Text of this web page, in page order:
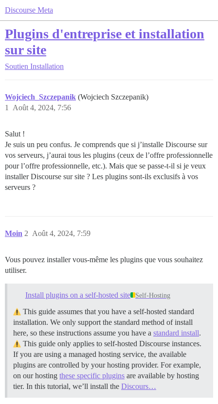
Discourse Meta
Plugins d'entreprise et installation
sur site
Soutien Installation
Wojciech_Szczepanik (Wojciech Szczepanik)
Août 4, 2024, 7:56
1
Salut !
Je suis un peu confus. Je comprends que si j’installe Discourse sur
vos serveurs, j’aurai tous les plugins (ceux de l’offre professionnelle
pour l’offre professionnelle, etc.). Mais que se passe-t-il si je veux
installer Discourse sur site ? Les plugins sont-ils exclusifs à vos
serveurs ?
Moin Août 4, 2024, 7:59
2
Vous pouvez installer vous-même les plugins que vous souhaitez
utiliser.
Install plugins on a self-hosted site Self-Hosting
This guide assumes that you have a self-hosted standard
installation. We only support the standard method of install
here, so these instructions assume you have a standard install.
This guide only applies to self-hosted Discourse instances.
If you are using a managed hosting service, the available
plugins are controlled by your hosting provider. For example,
on our hosting these specific plugins are available by hosting
tier. In this tutorial, we’ll install the Discours…